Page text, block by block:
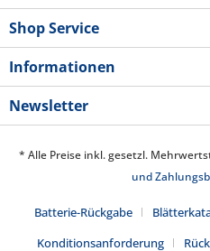
Shop Service
Informationen
Newsletter
* Alle Preise inkl. gesetzl.
und
Batterie-Rückgabe
Konditionsanforderung